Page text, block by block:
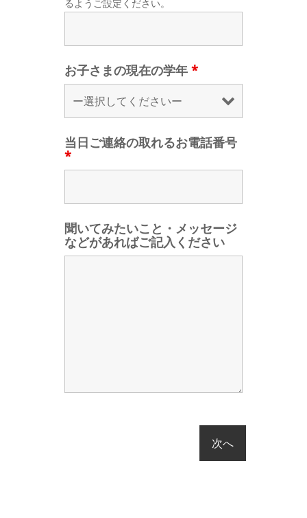
るようご設定ください。
お子さまの現在の学年 *
当日ご連絡の取れるお電話番号
*
聞いてみたいこと・メッセージ
などがあればご記入ください